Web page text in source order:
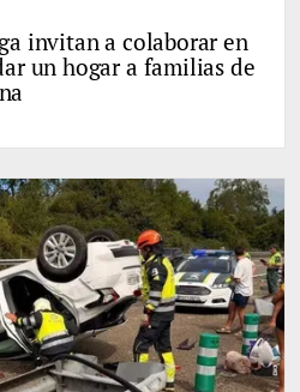
invitan a colaborar en
un hogar a familias de